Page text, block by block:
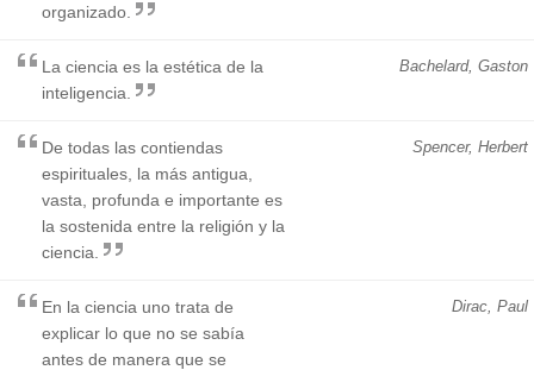
organizado.
Bachelard, Gaston
La ciencia es la estética de la
inteligencia.
Spencer, Herbert
De todas las contiendas
espirituales, la más antigua,
vasta, profunda e importante es
la sostenida entre la religión y la
ciencia.
Dirac, Paul
En la ciencia uno trata de
explicar lo que no se sabía
antes de manera que se